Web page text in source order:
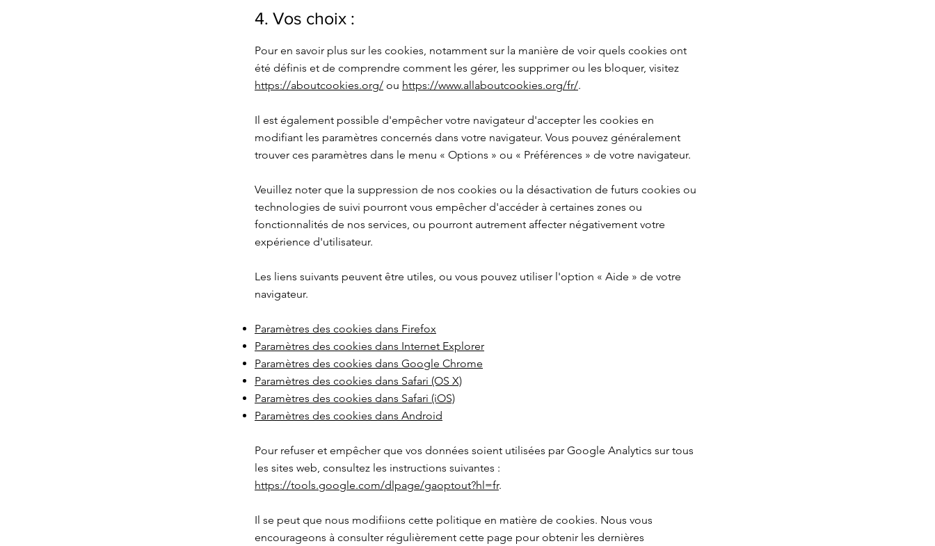
4. Vos choix :
Pour en savoir plus sur les cookies, notamment sur la manière de voir quels cookies ont
été définis et de comprendre comment les gérer, les supprimer ou les bloquer, visitez
https://aboutcookies.org/ ou https://www.allaboutcookies.org/fr/.
Il est également possible d'empêcher votre navigateur d'accepter les cookies en
modifiant les paramètres concernés dans votre navigateur. Vous pouvez généralement
trouver ces paramètres dans le menu « Options » ou « Préférences » de votre navigateur.
Veuillez noter que la suppression de nos cookies ou la désactivation de futurs cookies ou
technologies de suivi pourront vous empêcher d'accéder à certaines zones ou
fonctionnalités de nos services, ou pourront autrement affecter négativement votre
expérience d'utilisateur.
Les liens suivants peuvent être utiles, ou vous pouvez utiliser l'option « Aide » de votre
navigateur.
Paramètres des cookies dans Firefox
Paramètres des cookies dans Internet Explorer
Paramètres des cookies dans Google Chrome
Paramètres des cookies dans Safari (OS X)
Paramètres des cookies dans Safari (iOS)
Paramètres des cookies dans Android
Pour refuser et empêcher que vos données soient utilisées par Google Analytics sur tous
les sites web, consultez les instructions suivantes :
https://tools.google.com/dlpage/gaoptout?hl=fr.
Il se peut que nous modifiions cette politique en matière de cookies. Nous vous
encourageons à consulter régulièrement cette page pour obtenir les dernières